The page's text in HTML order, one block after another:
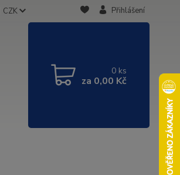
CZK Přihlášení
0 ks
za 0,00 Kč